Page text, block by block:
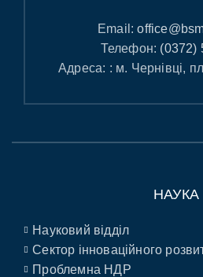
Email:
Телефон: (0372)
Адреса: : м. Чернівці,
НАУКА
Науковий відділ
Сектор інноваційного
Проблемна НДР